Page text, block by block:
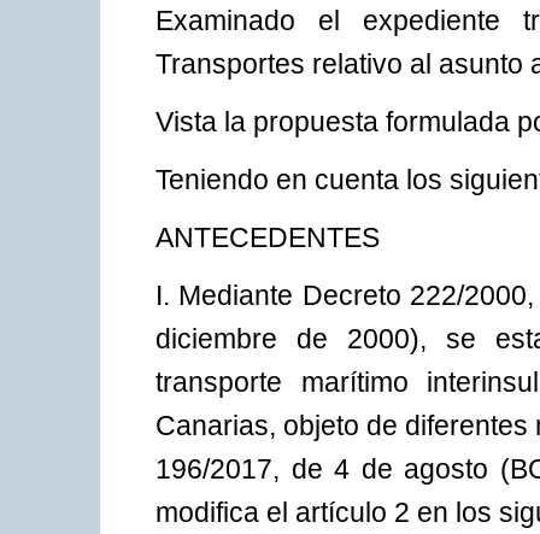
Examinado el expediente
Transportes relativo al asunto
Vista la propuesta formulada
Teniendo en cuenta los
ANTECEDENTES
I. Mediante Decreto 222/
diciembre de 2000), se
transporte marítimo
Canarias, objeto de
196/2017, de 4 de agosto
modifica el artículo 2 en los